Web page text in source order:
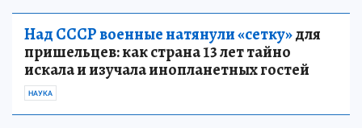
Над СССР военные натянули «сетку»для
пришельцев: как страна 13 лет тайно
искала и изучала инопланетных гостей
НАУКА